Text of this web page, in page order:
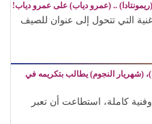
.. (عمرو دياب) على عمرو دياب!
التي تتحول إلى عنوان للصيف
(شهريار النجوم) يطالب بتكريمه في
كاملة، استطاعت أن تعبر